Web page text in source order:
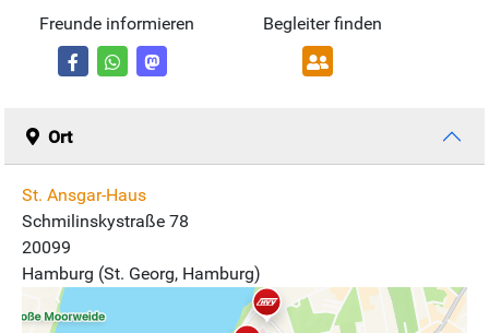
Freunde informieren Begleiter finden
Ort
St. Ansgar-Haus
Schmilinskystraße 78
20099
Hamburg (St. Georg, Hamburg)